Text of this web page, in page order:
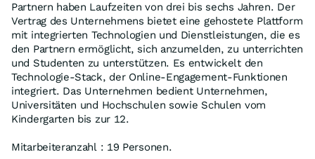
Partnern haben Laufzeiten von drei bis sechs Jahren. Der
Vertrag des Unternehmens bietet eine gehostete Plattform
mit integrierten Technologien und Dienstleistungen, die es
den Partnern ermöglicht, sich anzumelden, zu unterrichten
und Studenten zu unterstützen. Es entwickelt den
Technologie-Stack, der Online-Engagement-Funktionen
integriert. Das Unternehmen bedient Unternehmen,
Universitäten und Hochschulen sowie Schulen vom
Kindergarten bis zur 12.
Mitarbeiteranzahl : 19 Personen.